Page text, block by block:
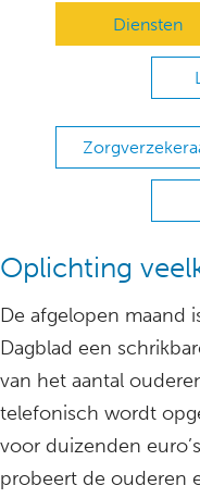
Diensten
Oplichting
De afgelopen maand
Dagblad een
van het aantal
telefonisch wordt
voor duizenden
probeert de ouderen